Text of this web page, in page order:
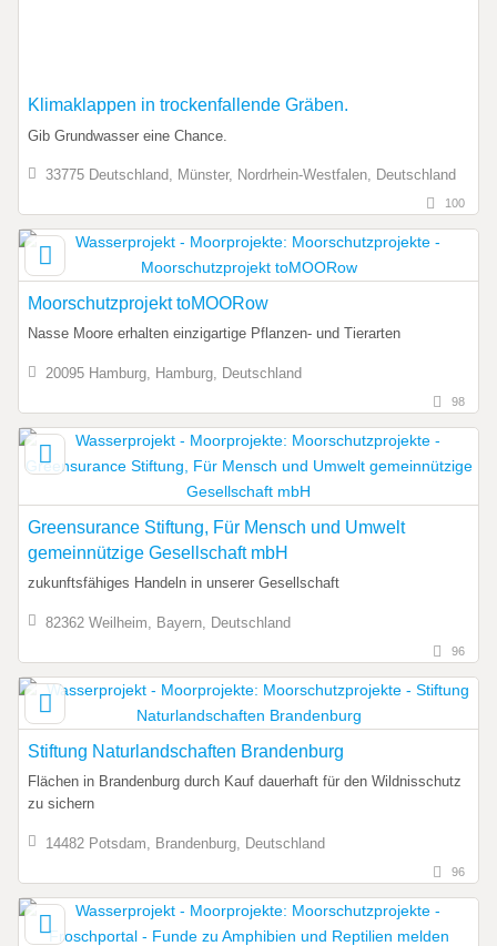
Klimaklappen in trockenfallende Gräben.
Gib Grundwasser eine Chance.
33775 Deutschland, Münster, Nordrhein-Westfalen, Deutschland
100
Moorschutzprojekt toMOORow
Nasse Moore erhalten einzigartige Pflanzen- und Tierarten
20095 Hamburg, Hamburg, Deutschland
98
Greensurance Stiftung, Für Mensch und Umwelt
gemeinnützige Gesellschaft mbH
zukunftsfähiges Handeln in unserer Gesellschaft
82362 Weilheim, Bayern, Deutschland
96
Stiftung Naturlandschaften Brandenburg
Flächen in Brandenburg durch Kauf dauerhaft für den Wildnisschutz
zu sichern
14482 Potsdam, Brandenburg, Deutschland
96